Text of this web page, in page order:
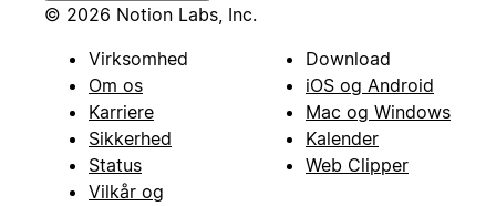
© 2026 Notion Labs, Inc.
Virksomhed
Om os
Karriere
Sikkerhed
Status
Vilkår og
Download
iOS og Android
Mac og Windows
Kalender
Web Clipper